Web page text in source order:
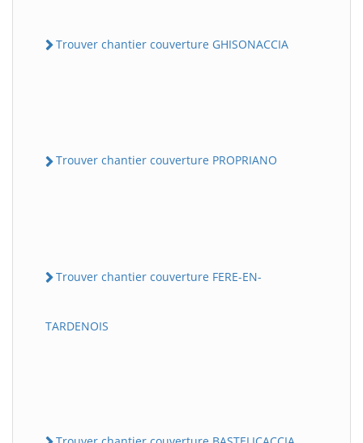
Trouver chantier couverture GHISONACCIA
Trouver chantier couverture PROPRIANO
Trouver chantier couverture FERE-EN-
TARDENOIS